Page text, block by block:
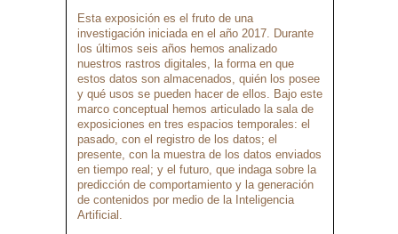
Esta exposición es el fruto de una
investigación iniciada en el año 2017. Durante
los últimos seis años hemos analizado
nuestros rastros digitales, la forma en que
estos datos son almacenados, quién los posee
y qué usos se pueden hacer de ellos. Bajo este
marco conceptual hemos articulado la sala de
exposiciones en tres espacios temporales: el
pasado, con el registro de los datos; el
presente, con la muestra de los datos enviados
en tiempo real; y el futuro, que indaga sobre la
predicción de comportamiento y la generación
de contenidos por medio de la Inteligencia
Artificial.